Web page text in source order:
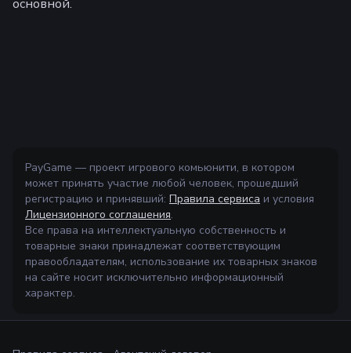
основной.
PayGame — проект игрового комьюнити, в котором
может принять участие любой человек, прошедший
регистрацию и принявший: Правила сервиса и условия
Лицензионного соглашения.
Все права на интеллектуальную собственность и
товарные знаки принадлежат соответствующим
правообладателям, использование их товарных знаков
на сайте носит исключительно информационный
характер.